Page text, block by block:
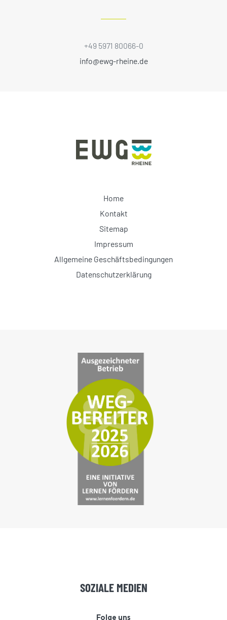
+49 5971 80066-0
info@ewg-rheine.de
Home
Kontakt
Sitemap
Impressum
Allgemeine Geschäftsbedingungen
Datenschutzerklärung
SOZIALE MEDIEN
Folge uns